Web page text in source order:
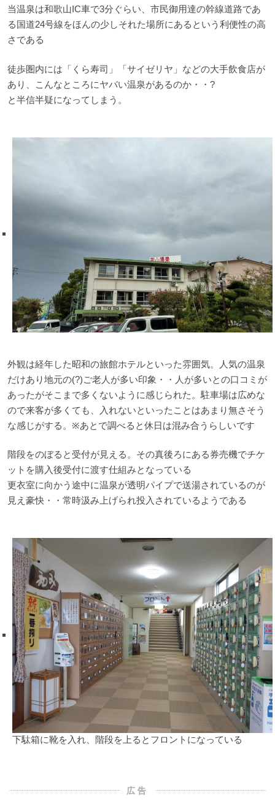
当温泉は和歌山IC車で3分ぐらい、市民御用達の幹線道路であ
る国道24号線をほんの少しそれた場所にあるという利便性の高
さである
徒歩圏内には「くら寿司」「サイゼリヤ」などの大手飲食店が
あり、こんなところにヤバい温泉があるのか・・?
と半信半疑になってしまう。
外観は経年した昭和の旅館ホテルといった雰囲気。人気の温泉
だけあり地元の(?)ご老人が多い印象・・人が多いとの口コミが
あったがそこまで多くないように感じられた。駐車場は広めな
ので来客が多くても、入れないといったことはあまり無さそう
な感じがする。※あとで調べると休日は混み合うらしいです
階段をのぼると受付が見える。その真後ろにある券売機でチケ
ットを購入後受付に渡す仕組みとなっている
更衣室に向かう途中に温泉が透明パイプで送湯されているのが
見え豪快・・常時汲み上げられ投入されているようである
下駄箱に靴を入れ、階段を上るとフロントになっている